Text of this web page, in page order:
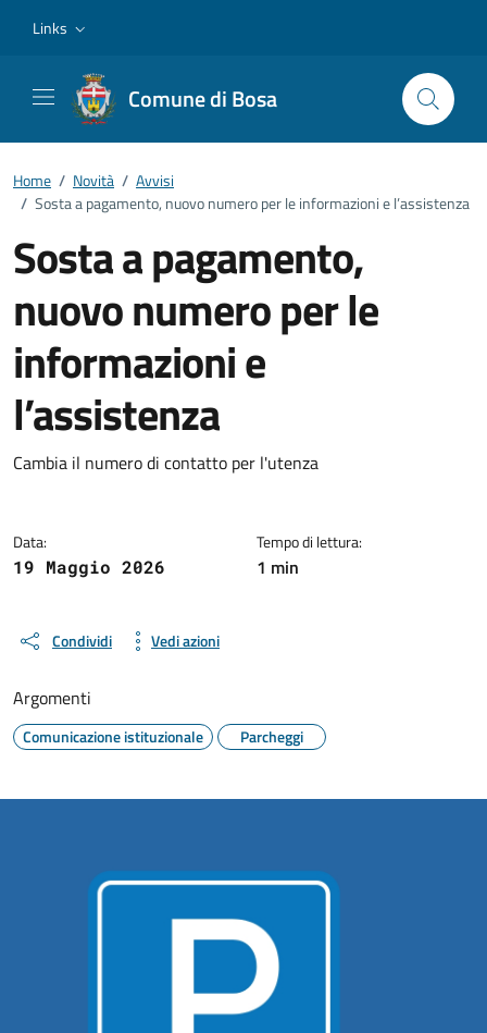
Links
Comune di Bosa
Home / Novità / Avvisi
/ Sosta a pagamento, nuovo numero per le informazioni e l’assistenza
Sosta a pagamento,
nuovo numero per le
informazioni e
l’assistenza
Dettagli della notizia
Cambia il numero di contatto per l'utenza
Data:
19 Maggio 2026
Tempo di lettura:
1 min
Condividi Vedi azioni
Argomenti
Comunicazione istituzionale Parcheggi